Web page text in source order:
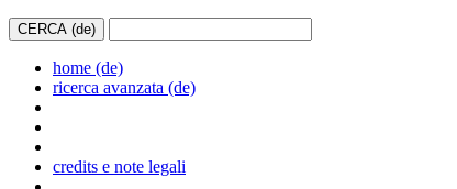
home (de)
ricerca avanzata (de)
credits e note legali